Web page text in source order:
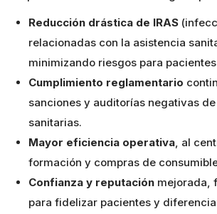
Reducción drástica de IRAS
relacionadas con la asistencia
minimizando riesgos para
Cumplimiento reglamentario
sanciones y auditorías negativas
sanitarias.
Mayor eficiencia operativa , al
formación y compras de
Confianza y reputación mejorada,
para fidelizar pacientes y